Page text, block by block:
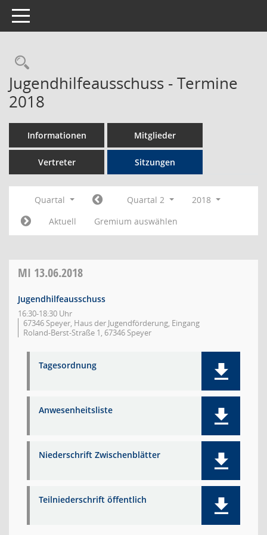
Toggle navigation
Rechercheauswahl
Jugendhilfeausschuss - Termine
2018
Informationen Mitglieder
Vertreter Sitzungen
Quartal Quartal 2
2018
Aktuell
Gremium auswählen
MI 13.06.2018
Jugendhilfeausschuss
16:30-18:30 Uhr
67346 Speyer, Haus der Jugendförderung, Eingang
Roland-Berst-Straße 1, 67346 Speyer
Tagesordnung
Anwesenheitsliste
Niederschrift Zwischenblätter
Teilniederschrift öffentlich